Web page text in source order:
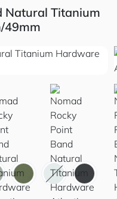
Natural Titanium
49mm